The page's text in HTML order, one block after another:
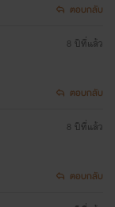
ตอบกลับ
8 ปีที่แล้ว
ตอบกลับ
8 ปีที่แล้ว
ตอบกลับ